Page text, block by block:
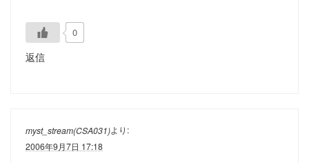
0
返信
myst_stream(CSA031)より:
2006年9月7日 17:18